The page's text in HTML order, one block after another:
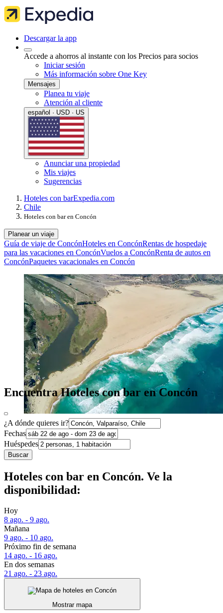
Descargar la app
Accede a ahorros al instante con los Precios para socios
Iniciar sesión
Más información sobre One Key
Mensajes
Planea tu viaje
Atención al cliente
español · USD · US
Anunciar una propiedad
Mis viajes
Sugerencias
Hoteles con barExpedia.com
Chile
Hoteles con bar en Concón
Planear un viaje
Guía de viaje de ConcónHoteles en ConcónRentas de hospedaje
para las vacaciones en ConcónVuelos a ConcónRenta de autos en
ConcónPaquetes vacacionales en Concón
Encuentra Hoteles con bar en Concón
¿A dónde quieres ir?
Fechas
Huéspedes
Buscar
Hoteles con bar en Concón. Ve la
disponibilidad:
Hoy
8 ago. - 9 ago.
Mañana
9 ago. - 10 ago.
Próximo fin de semana
14 ago. - 16 ago.
En dos semanas
21 ago. - 23 ago.
Mostrar mapa